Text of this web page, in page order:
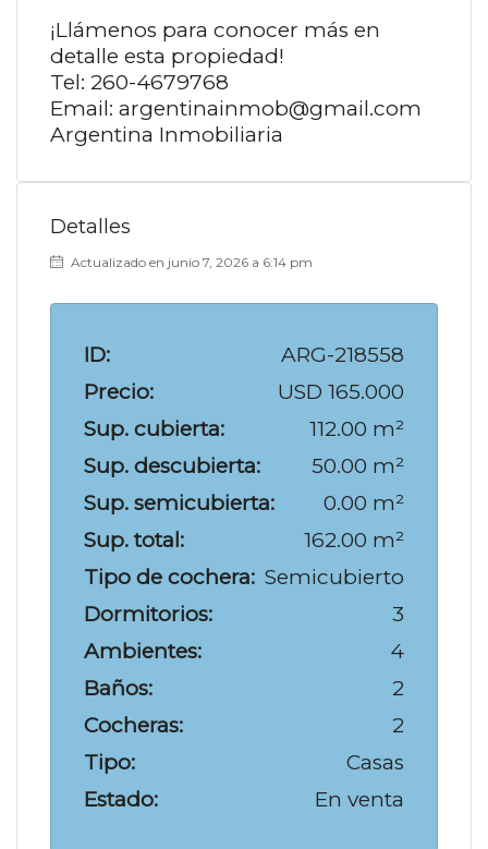
¡Llámenos para conocer más en
detalle esta propiedad!
Tel: 260-4679768
Email: argentinainmob@gmail.com
Argentina Inmobiliaria
Detalles
Actualizado en junio 7, 2026 a 6:14 pm
ID:
ARG-218558
Precio:
USD 165.000
Sup. cubierta:
112.00 m²
Sup. descubierta:
50.00 m²
Sup. semicubierta:
0.00 m²
Sup. total:
162.00 m²
Tipo de cochera: Semicubierto
Dormitorios:
3
Ambientes:
4
Baños:
2
Cocheras:
2
Tipo:
Casas
Estado:
En venta